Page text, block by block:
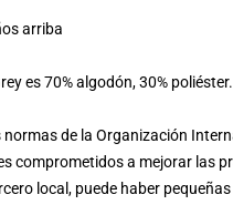
arriba
es 70% algodón, 30%
de la Organización
comprometidos a mejorar las
local, puede haber